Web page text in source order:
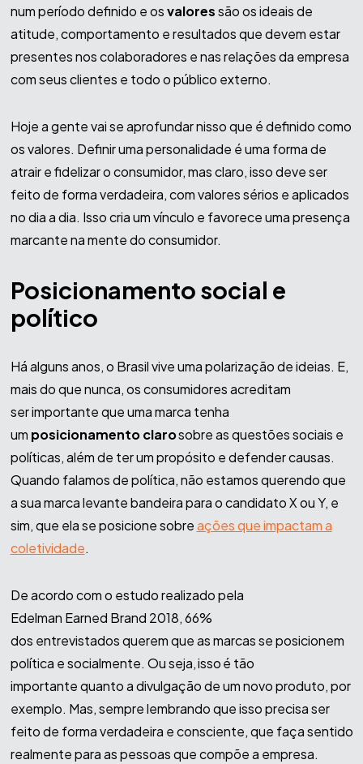
num período definido e osvaloressão os ideais de
atitude, comportamento e resultados que devem estar
presentes nos colaboradores e nas relações da empresa
com seus clientes e todo o público externo.
Hoje a gente vai se aprofundar nisso que é definido como
os valores. Definir uma personalidade é uma forma de
atrair e fidelizar o consumidor, mas claro, isso deve ser
feito de forma verdadeira, com valores sérios e aplicados
no dia a dia. Isso cria um vínculo e favorece uma presença
marcante na mente do consumidor.
Posicionamento social e
político
Há alguns anos, o Brasil vive uma polarização de ideias. E,
mais do que nunca, os consumidores acreditam
ser importante que uma marca tenha
um posicionamento clarosobre as questões sociais e
políticas, além de ter um propósito e defender causas.
Quando falamos de política, não estamos querendo que
a sua marca levante bandeira para o candidato X ou Y, e
sim, que ela se posicione sobreações que impactam a
coletividade.
De acordo com o estudo realizado pela
Edelman Earned Brand 2018, 66%
dos entrevistados querem que as marcas se posicionem
política e socialmente. Ou seja, isso é tão
importante quanto a divulgação de um novo produto, por
exemplo. Mas, sempre lembrando que isso precisa ser
feito de forma verdadeira e consciente, que faça sentido
realmente para as pessoas que compõe a empresa.